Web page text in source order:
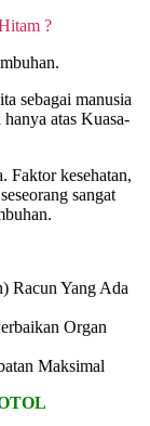
?
sebagai manusia
atas Kuasa-
Faktor kesehatan,
sangat
Racun Yang Ada
Organ
Maksimal